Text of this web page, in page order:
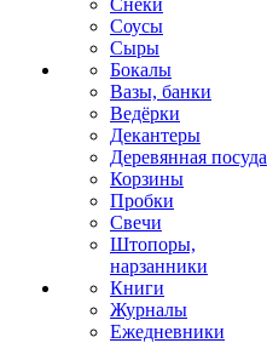
Снеки
Соусы
Сыры
Бокалы
Вазы, банки
Ведёрки
Декантеры
Деревянная посуда
Корзины
Пробки
Свечи
Штопоры,
нарзанники
Книги
Журналы
Ежедневники